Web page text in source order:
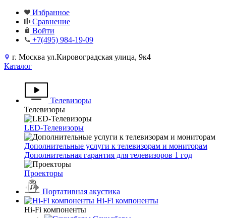
Избранное
Сравнение
Войти
+7(495) 984-19-09
г. Москва ул.Кировоградская улица, 9к4
Каталог
Телевизоры
Телевизоры
LED-Телевизоры
Дополнительные услуги к телевизорам и мониторам
Дополнительная гарантия для телевизоров 1 год
Проекторы
Портативная акустика
Hi-Fi компоненты
Hi-Fi компоненты